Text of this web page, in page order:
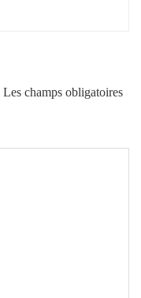
Les champs obligatoires